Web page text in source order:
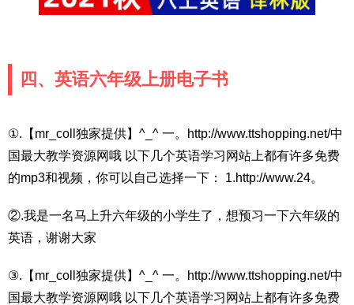
四、英语六年级上册电子书
①.【mr_coll独家提供】^_^ 一。http://www.ttshopping.net/中
国最大教学资源网哦 以下几个英语学习网站上都有许多免费
的mp3和视频，你可以自己选择一下： 1.http://www.24。
②.我是一名马上升六年级的小学生了，想预习一下六年级的
英语，谢谢大家
③.【mr_coll独家提供】^_^ 一。http://www.ttshopping.net/中
国最大教学资源网哦 以下几个英语学习网站上都有许多免费